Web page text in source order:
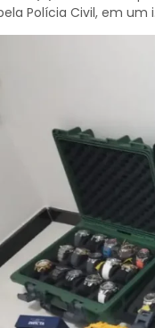
Polícia Civil, em um